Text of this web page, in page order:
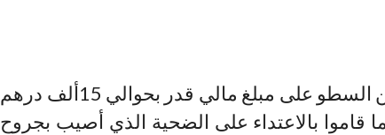
وقالت المصادر إن المقنعين تمكنوا من السطو على مبلغ مالي قدر بحوالي 15ألف درهم
قاموا بالاعتداء على الضحية الذي أصيب بجروح